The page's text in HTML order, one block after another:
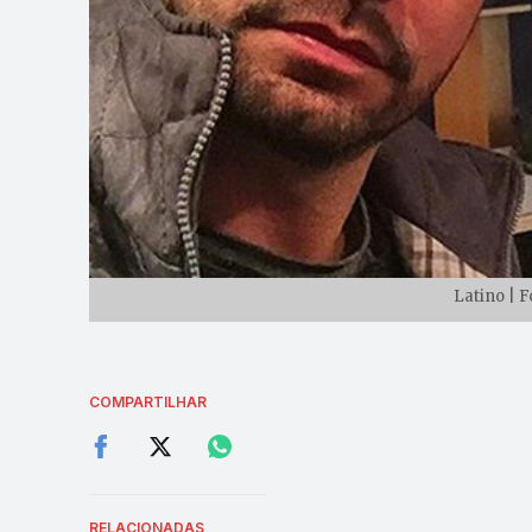
Latino |
COMPARTILHAR
RELACIONADAS